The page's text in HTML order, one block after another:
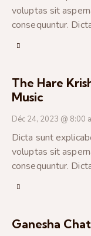
voluptas sit
consequuntur.
The Hare
Music
Déc 24, 2023 @ 8:00
Dicta sunt
voluptas sit
consequuntur.
Ganesha